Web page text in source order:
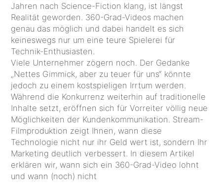
Jahren nach Science-Fiction klang, ist längst
Realität geworden. 360-Grad-Videos machen
genau das möglich und dabei handelt es sich
keineswegs nur um eine teure Spielerei für
Technik-Enthusiasten.
Viele Unternehmer zögern noch. Der Gedanke
„Nettes Gimmick, aber zu teuer für uns“ könnte
jedoch zu einem kostspieligen Irrtum werden.
Während die Konkurrenz weiterhin auf traditionelle
Inhalte setzt, eröffnen sich für Vorreiter völlig neue
Möglichkeiten der Kundenkommunikation. Stream-
Filmproduktion zeigt Ihnen, wann diese
Technologie nicht nur ihr Geld wert ist, sondern Ihr
Marketing deutlich verbessert. In diesem Artikel
erklären wir, wann sich ein 360-Grad-Video lohnt
und wann (noch) nicht